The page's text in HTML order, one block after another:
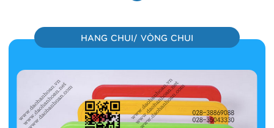
HANG CHUI/ VÒNG CHUI